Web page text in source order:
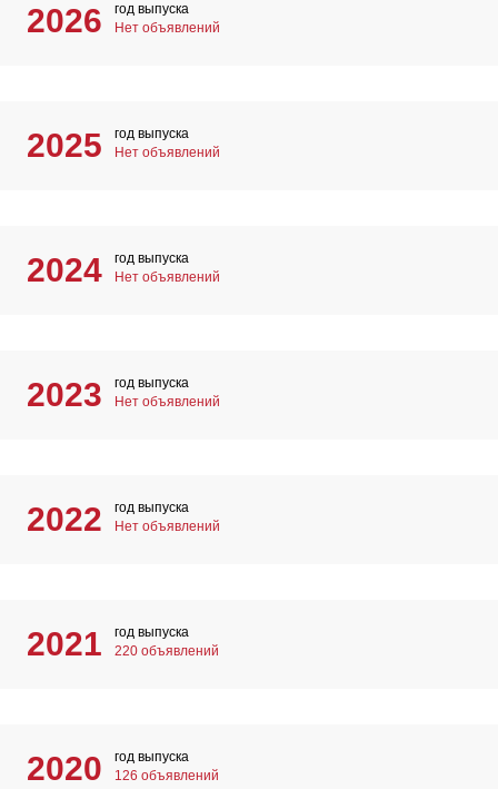
2026
год выпуска
Нет объявлений
2025
год выпуска
Нет объявлений
2024
год выпуска
Нет объявлений
2023
год выпуска
Нет объявлений
2022
год выпуска
Нет объявлений
2021
год выпуска
220 объявлений
2020
год выпуска
126 объявлений